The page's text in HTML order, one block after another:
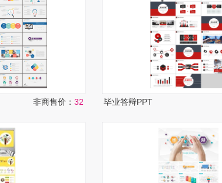
非商售价： 32 毕业答辩PPT